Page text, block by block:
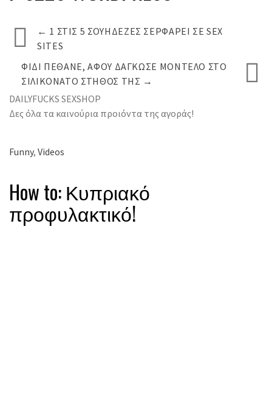
← 1 ΣΤΙΣ 5 ΣΟΥΗΔΈΖΕΣ ΣΕΡΦΆΡΕΙ ΣΕ SEX
SITES
ΦΊΔΙ ΠΈΘΑΝΕ, ΑΦΟΎ ΔΆΓΚΩΣΕ ΜΟΝΤΈΛΟ ΣΤΟ
ΣΙΛΙΚΟΝΆΤΟ ΣΤΉΘΟΣ ΤΗΣ →
DAILYFUCKS SEXSHOP
Δες όλα τα καινούρια προιόντα της αγοράς!
Funny, Videos
How to: Κυπριακό
προφυλακτικό!